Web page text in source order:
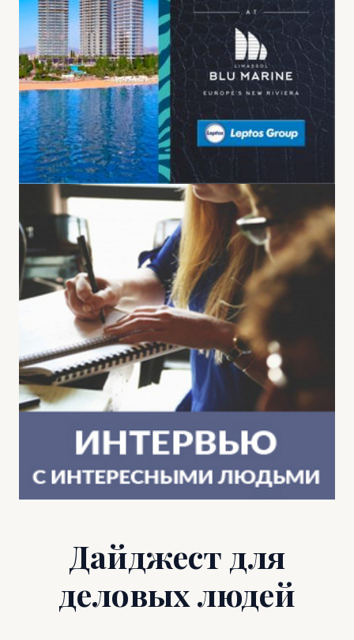
Дайджест для
деловых людей